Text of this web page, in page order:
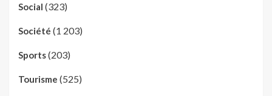
Social (323)
Société (1 203)
Sports(203)
Tourisme (525)